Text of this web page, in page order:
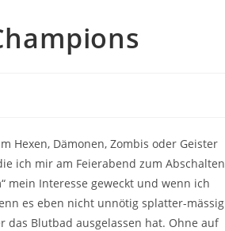
Hexen, Dämonen, Zombis oder Geister
ich mir am Feierabend zum Abschalten
mein Interesse geweckt und wenn ich
es eben nicht unnötig splatter-mässig
das Blutbad ausgelassen hat. Ohne auf